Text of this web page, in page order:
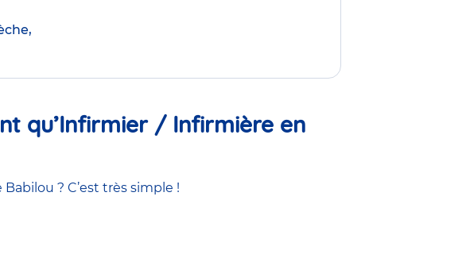
qu’Infirmier / Infirmière en
? C’est très simple !